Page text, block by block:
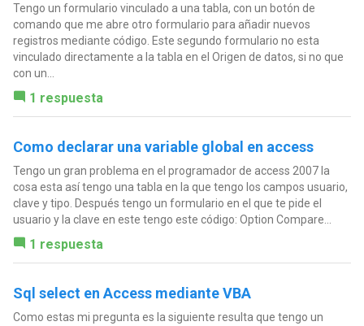
Tengo un formulario vinculado a una tabla, con un botón de
comando que me abre otro formulario para añadir nuevos
registros mediante código. Este segundo formulario no esta
vinculado directamente a la tabla en el Origen de datos, si no que
con un...
1 respuesta
Como declarar una variable global en access
Tengo un gran problema en el programador de access 2007 la
cosa esta así tengo una tabla en la que tengo los campos usuario,
clave y tipo. Después tengo un formulario en el que te pide el
usuario y la clave en este tengo este código: Option Compare...
1 respuesta
Sql select en Access mediante VBA
Como estas mi pregunta es la siguiente resulta que tengo un